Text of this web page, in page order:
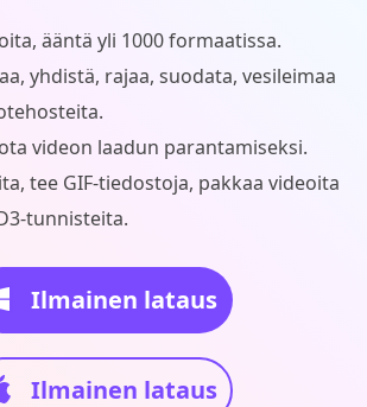
ääntä yli 1000 formaatissa.
yhdistä, rajaa, suodata, vesileimaa
videon laadun parantamiseksi.
tee GIF-tiedostoja, pakkaa videoita
tunnisteita.
Ilmainen lataus
Ilmainen lataus